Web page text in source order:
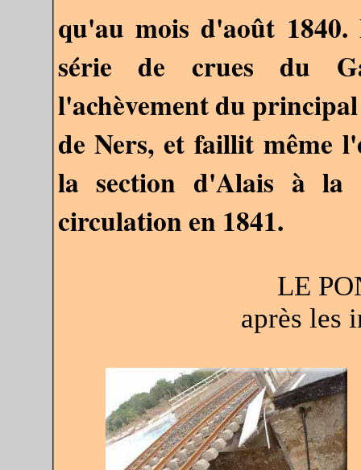
qu'au mois d'août
série de crues du
l'achèvement du
de Ners, et faillit même
la section d'Alais à la
circulation en 1841.
LE
après les